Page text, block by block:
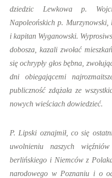
dziedzic Lewkowa p.
Napoleońskich p.
i kapitan Wyganowski.
dobosza, kazali zwołać
się ochrypły głos bębna,
dni obiegającemi
publiczność zdążała ze
nowych wieściach dowiedzieć.
P. Lipski oznajmił, co się
uwolnieniu naszych
berlińskiego i Niemców z
narodowego w Poznaniu i o